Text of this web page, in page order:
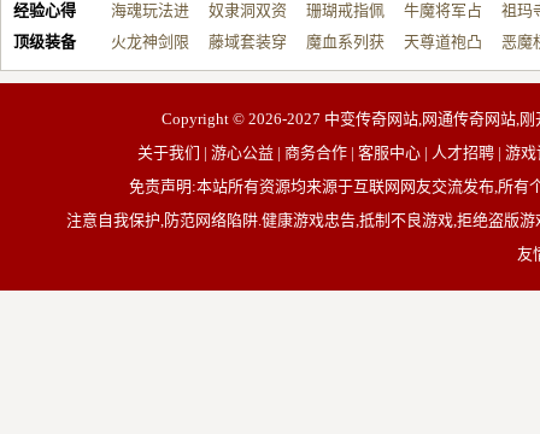
增…
元…
带…
祝…
台…
经验心得
海魂玩法进
阶…
奴隶洞双资
源…
珊瑚戒指佩
戴…
牛魔将军占
占…
祖玛
动…
顶级装备
火龙神剑限
制…
藤域套装穿
戴…
魔血系列获
取…
天尊道袍凸
显…
恶魔
有…
Copyright © 2026-2027 中变传奇网站,网通传奇网站,
关于我们 | 游心公益 | 商务合作 | 客服中心 | 人才招聘 | 游
免责声明:本站所有资源均来源于互联网网友交流发布,所
注意自我保护,防范网络陷阱.健康游戏忠告,抵制不良游戏,拒绝盗版
友